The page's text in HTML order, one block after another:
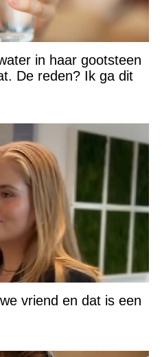
in haar gootsteen
De reden? Ik ga dit
vriend en dat is een